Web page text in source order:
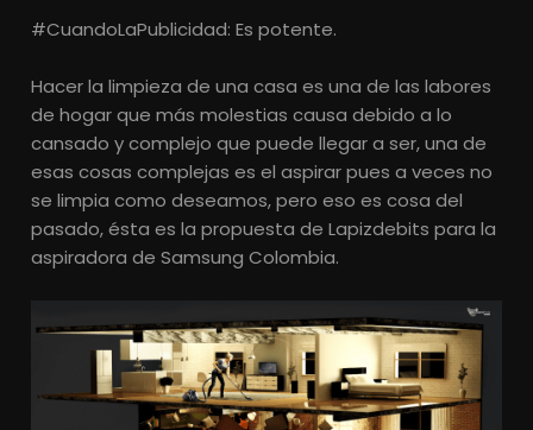
#CuandoLaPublicidad: Es potente.
Hacer la limpieza de una casa es una de las labores
de hogar que más molestias causa debido a lo
cansado y complejo que puede llegar a ser, una de
esas cosas complejas es el aspirar pues a veces no
se limpia como deseamos, pero eso es cosa del
pasado, ésta es la propuesta de Lapizdebits para la
aspiradora de Samsung Colombia.